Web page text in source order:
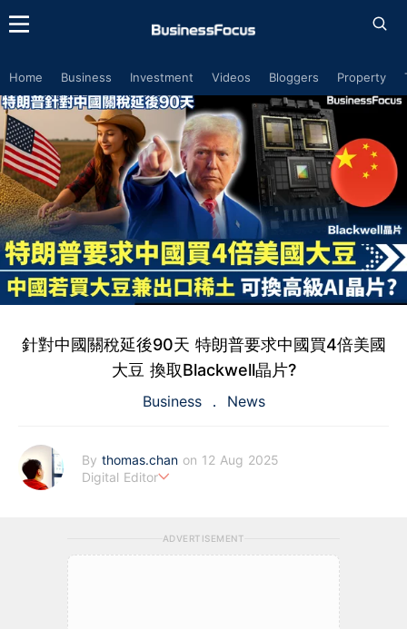
Home Business Investment Videos Bloggers Property
針對中國關稅延後90天 特朗普要求中國買4倍美國
大豆 換取Blackwell晶片?
Business News
By thomas.chan on 12 Aug 2025
Digital Editor
ADVERTISEMENT